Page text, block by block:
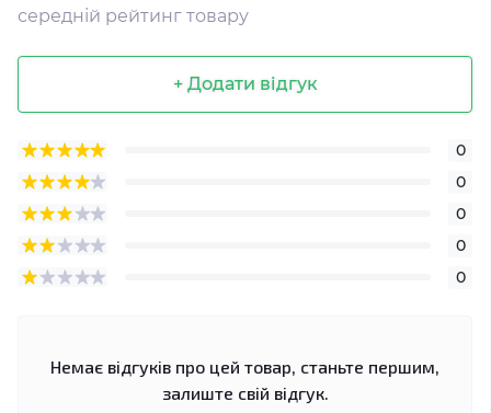
середній рейтинг товару
+ Додати відгук
0
0
0
0
0
Немає відгуків про цей товар, станьте першим,
залиште свій відгук.